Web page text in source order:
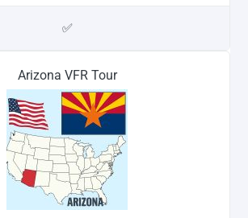
✅
Arizona VFR Tour